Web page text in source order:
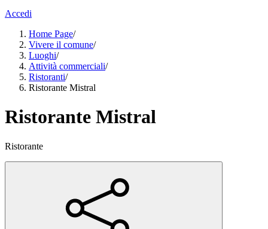
Accedi
Home Page/
Vivere il comune/
Luoghi/
Attività commerciali/
Ristoranti/
Ristorante Mistral
Ristorante Mistral
Ristorante